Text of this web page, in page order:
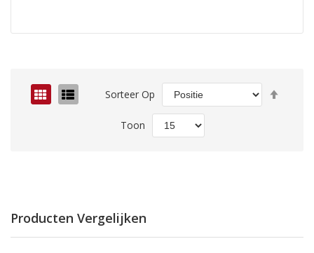
Foto-Lijst Sorteer Op
Toon
Producten Vergelijken